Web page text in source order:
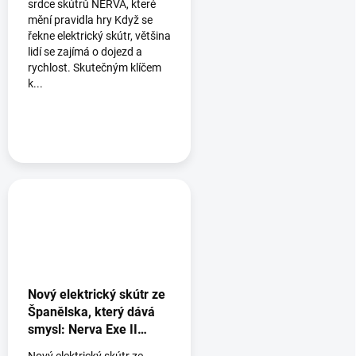
srdce skútrů NERVA, které
mění pravidla hry Když se
řekne elektrický skútr, většina
lidí se zajímá o dojezd a
rychlost. Skutečným klíčem
k...
Nový elektrický skútr ze
Španělska, který dává
smysl: Nerva Exe II